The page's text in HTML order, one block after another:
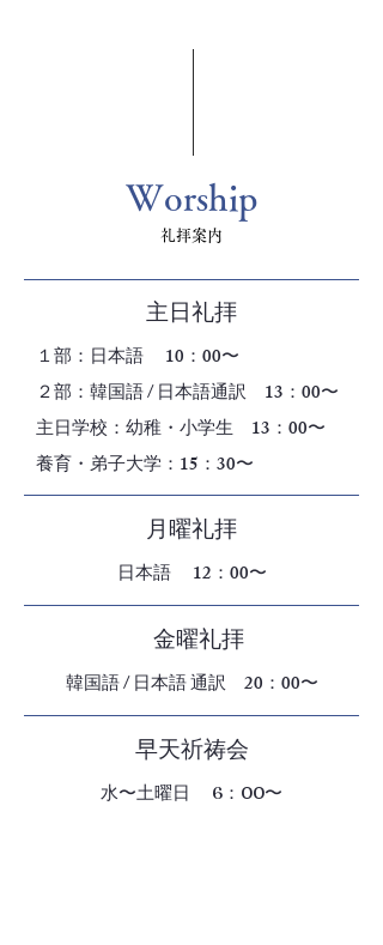
Worship
礼拝案内
主日礼拝
１部：日本語 10：00〜
２部：韓国語 / 日本語通訳 13：00〜
​主日学校：幼稚・小学生 13：00〜
養育・弟子大学：15：30〜
月曜礼拝
日本語 12：00〜
金曜礼拝
韓国語 / 日本語 通訳 20：00〜
早天祈祷会
水〜土曜日 6：00〜